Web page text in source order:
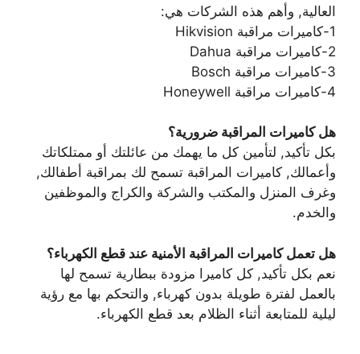
العالية, وأهم هذه الشركات هي:
1-كاميرات مراقبة Hikvision
2-كاميرات مراقبة Dahua
3-كاميرات مراقبة Bosch
4-كاميرات مراقبة Honeywell
هل كاميرات المراقبة ضرورية؟
بكل تأكيد, لتأمين كل ما يهمك من عائلتك أو ممتلكاتك
وأعمالك, كاميرات المراقبة تسمح لك بمراقبة أطفالك,
وغرف المنزل والمكتب والشركة والكراج والموظفين
والخدم.
هل تعمل كاميرات المراقبة الأمنية عند قطع الكهرباء؟
نعم بكل تأكيد, كل كاميرا مزودة ببطارية تسمح لها
بالعمل لفترة طويلة بدون كهرباء, والتحكم بها مع رؤية
ليلية للمتابعة أثناء الظلام بعد قطع الكهرباء.